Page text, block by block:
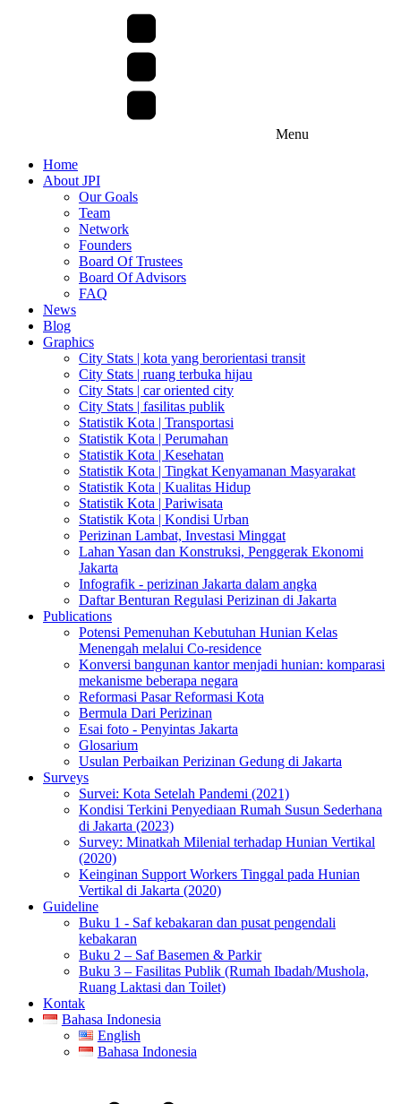
Menu
Home
About JPI
Our Goals
Team
Network
Founders
Board Of Trustees
Board Of Advisors
FAQ
News
Blog
Graphics
City Stats | kota yang berorientasi transit
City Stats | ruang terbuka hijau
City Stats | car oriented city
City Stats | fasilitas publik
Statistik Kota | Transportasi
Statistik Kota | Perumahan
Statistik Kota | Kesehatan
Statistik Kota | Tingkat Kenyamanan Masyarakat
Statistik Kota | Kualitas Hidup
Statistik Kota | Pariwisata
Statistik Kota | Kondisi Urban
Perizinan Lambat, Investasi Minggat
Lahan Yasan dan Konstruksi, Penggerak Ekonomi
Jakarta
Infografik - perizinan Jakarta dalam angka
Daftar Benturan Regulasi Perizinan di Jakarta
Publications
Potensi Pemenuhan Kebutuhan Hunian Kelas
Menengah melalui Co-residence
Konversi bangunan kantor menjadi hunian: komparasi
mekanisme beberapa negara
Reformasi Pasar Reformasi Kota
Bermula Dari Perizinan
Esai foto - Penyintas Jakarta
Glosarium
Usulan Perbaikan Perizinan Gedung di Jakarta
Surveys
Survei: Kota Setelah Pandemi (2021)
Kondisi Terkini Penyediaan Rumah Susun Sederhana
di Jakarta (2023)
Survey: Minatkah Milenial terhadap Hunian Vertikal
(2020)
Keinginan Support Workers Tinggal pada Hunian
Vertikal di Jakarta (2020)
Guideline
Buku 1 - Saf kebakaran dan pusat pengendali
kebakaran
Buku 2 – Saf Basemen & Parkir
Buku 3 – Fasilitas Publik (Rumah Ibadah/Mushola,
Ruang Laktasi dan Toilet)
Kontak
Bahasa Indonesia
English
Bahasa Indonesia